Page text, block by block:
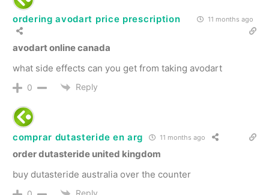
ordering avodart price prescription 11 months ago
avodart online canada
what side effects can you get from taking avodart
0 Reply
comprar dutasteride en arg 11 months ago
order dutasteride united kingdom
buy dutasteride australia over the counter
Reply